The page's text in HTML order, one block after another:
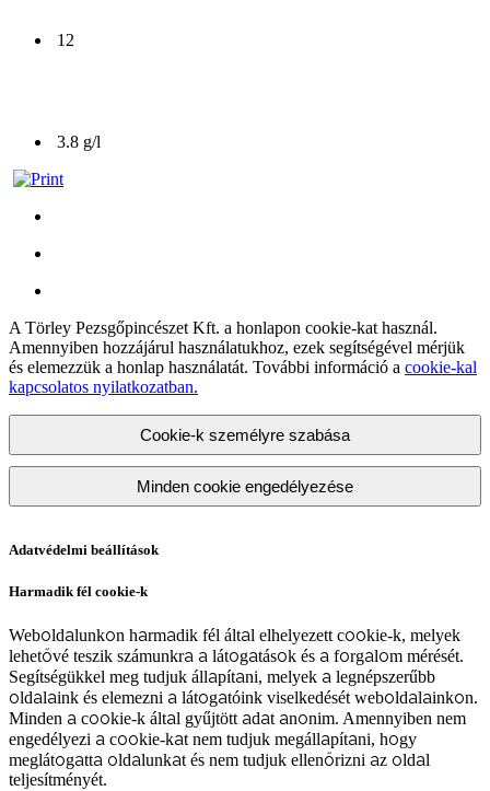
12
3.8 g/l
A Törley Pezsgőpincészet Kft. a honlapon cookie-kat használ.
Amennyiben hozzájárul használatukhoz, ezek segítségével mérjük
és elemezzük a honlap használatát. További információ a cookie-kal
kapcsolatos nyilatkozatban.
Cookie-k személyre szabása
Minden cookie engedélyezése
Adatvédelmi beállítások
Harmadik fél cookie-k
Weboldalunkon harmadik fél által elhelyezett cookie-k, melyek
lehetővé teszik számunkra a látogatások és a forgalom mérését.
Segítségükkel meg tudjuk állapítani, melyek a legnépszerűbb
oldalaink és elemezni a látogatóink viselkedését weboldalainkon.
Minden a cookie-k által gyűjtött adat anonim. Amennyiben nem
engedélyezi a cookie-kat nem tudjuk megállapítani, hogy
meglátogatta oldalunkat és nem tudjuk ellenőrizni az oldal
teljesítményét.